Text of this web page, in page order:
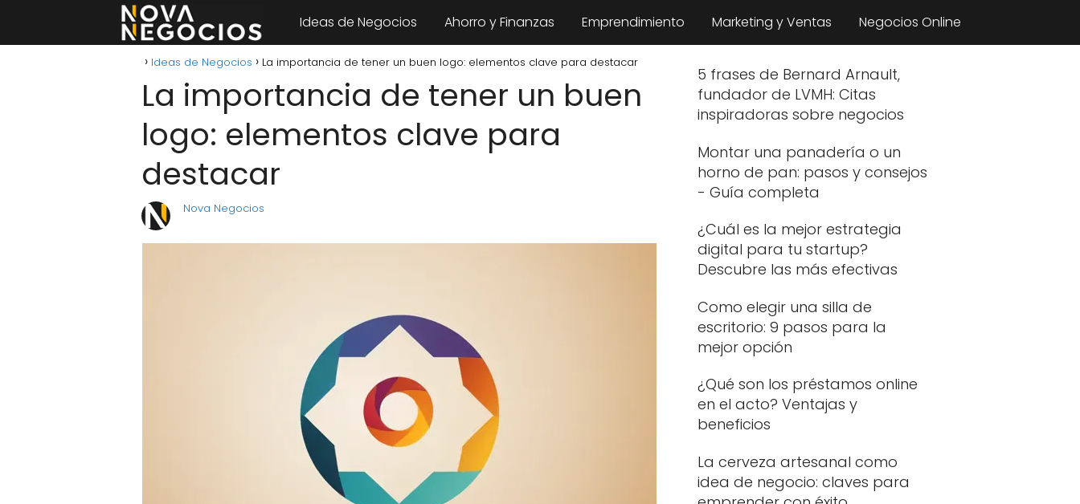
Ideas de Negocios Ahorro y Finanzas Emprendimiento Marketing y Ventas Negocios Online
Ideas de Negocios La importancia de tener un buen logo: elementos clave para destacar
La importancia de tener un buen
logo: elementos clave para
destacar
Nova Negocios
5 frases de Bernard Arnault,
fundador de LVMH: Citas
inspiradoras sobre negocios
Montar una panadería o un
horno de pan: pasos y consejos
- Guía completa
¿Cuál es la mejor estrategia
digital para tu startup?
Descubre las más efectivas
Como elegir una silla de
escritorio: 9 pasos para la
mejor opción
¿Qué son los préstamos online
en el acto? Ventajas y
beneficios
La cerveza artesanal como
idea de negocio: claves para